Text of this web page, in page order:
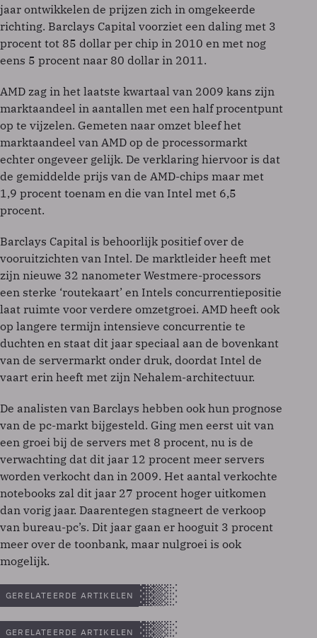
jaar ontwikkelen de prijzen zich in omgekeerde
richting. Barclays Capital voorziet een daling met 3
procent tot 85 dollar per chip in 2010 en met nog
eens 5 procent naar 80 dollar in 2011.
AMD zag in het laatste kwartaal van 2009 kans zijn
marktaandeel in aantallen met een half procentpunt
op te vijzelen. Gemeten naar omzet bleef het
marktaandeel van AMD op de processormarkt
echter ongeveer gelijk. De verklaring hiervoor is dat
de gemiddelde prijs van de AMD-chips maar met
1,9 procent toenam en die van Intel met 6,5
procent.
Barclays Capital is behoorlijk positief over de
vooruitzichten van Intel. De marktleider heeft met
zijn nieuwe 32 nanometer Westmere-processors
een sterke ‘routekaart’ en Intels concurrentiepositie
laat ruimte voor verdere omzetgroei. AMD heeft ook
op langere termijn intensieve concurrentie te
duchten en staat dit jaar speciaal aan de bovenkant
van de servermarkt onder druk, doordat Intel de
vaart erin heeft met zijn Nehalem-architectuur.
De analisten van Barclays hebben ook hun prognose
van de pc-markt bijgesteld. Ging men eerst uit van
een groei bij de servers met 8 procent, nu is de
verwachting dat dit jaar 12 procent meer servers
worden verkocht dan in 2009. Het aantal verkochte
notebooks zal dit jaar 27 procent hoger uitkomen
dan vorig jaar. Daarentegen stagneert de verkoop
van bureau-pc’s. Dit jaar gaan er hooguit 3 procent
meer over de toonbank, maar nulgroei is ook
mogelijk.
GERELATEERDE ARTIKELEN
GERELATEERDE ARTIKELEN